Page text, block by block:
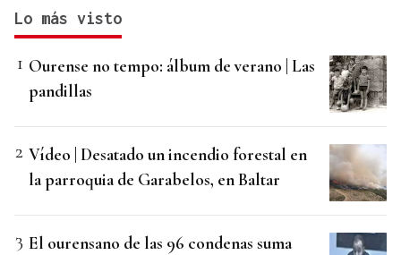
Lo más visto
Ourense no tempo: álbum de verano | Las
pandillas
Vídeo | Desatado un incendio forestal en
la parroquia de Garabelos, en Baltar
El ourensano de las 96 condenas suma